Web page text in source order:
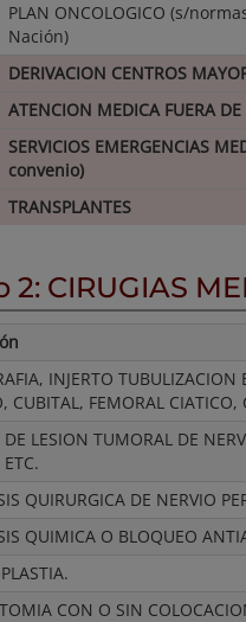
PLAN ONCOLOGICO (s/
Nación)
DERIVACION CENTROS
ATENCION MEDICA FUERA DE
SERVICIOS EMERGENCIAS
convenio)
TRANSPLANTES
2: CIRUGIAS
INJERTO
CUBITAL, FEMORAL CIATICO,
DE LESION TUMORAL DE
QUIRURGICA DE NERVIO
QUIMICA O BLOQUEO
CON O SIN